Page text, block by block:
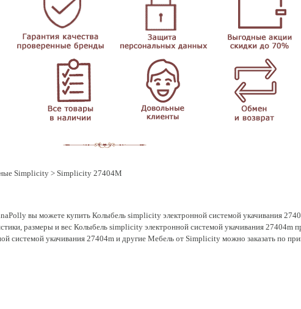
Simplicity> Simplicity 27404M
вы можете купить Колыбель simplicity электронной системой укачивания
размеры и вес Колыбель simplicity электронной системой укачивания 27404m
системой укачивания 27404m и другие Мебель от Simplicity можно заказать по